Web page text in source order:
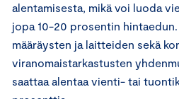
alentamisesta, mikä voi luoda
jopa 10-20 prosentin
määräysten ja laitteiden sekä
viranomaistarkastusten
saattaa alentaa vienti- tai